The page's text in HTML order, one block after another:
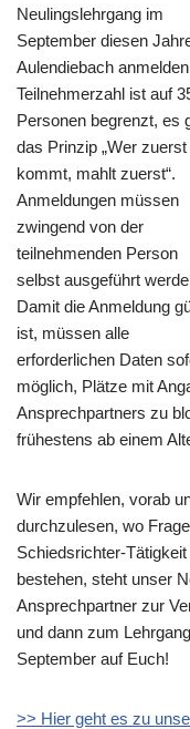
Neulingslehrgang im
September diesen
Aulendiebach
Teilnehmerzahl ist auf
Personen begrenzt, es
das Prinzip „Wer zuerst
kommt, mahlt zuerst“.
Anmeldungen müssen
zwingend von der
teilnehmenden Person
selbst ausgeführt
Damit die Anmeldung
ist, müssen alle
erforderlichen Daten
möglich, Plätze mit
Ansprechpartners zu
frühestens ab einem
Wir empfehlen, vorab
durchzulesen, wo
Schiedsrichter-
bestehen, steht unser
Ansprechpartner zur
und dann zum
September auf Euch!
>> Hier geht es zu